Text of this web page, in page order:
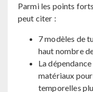
Parmi les points
peut citer :
7 modèles de
haut nombre
La
matériaux
temporelles